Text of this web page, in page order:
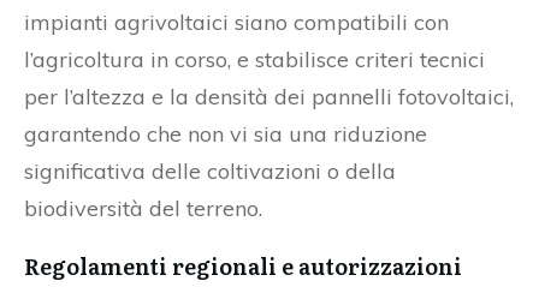
impianti agrivoltaici siano compatibili con
l’agricoltura in corso, e stabilisce criteri tecnici
per l’altezza e la densità dei pannelli fotovoltaici,
garantendo che non vi sia una riduzione
significativa delle coltivazioni o della
biodiversità del terreno.
Regolamenti regionali e autorizzazioni